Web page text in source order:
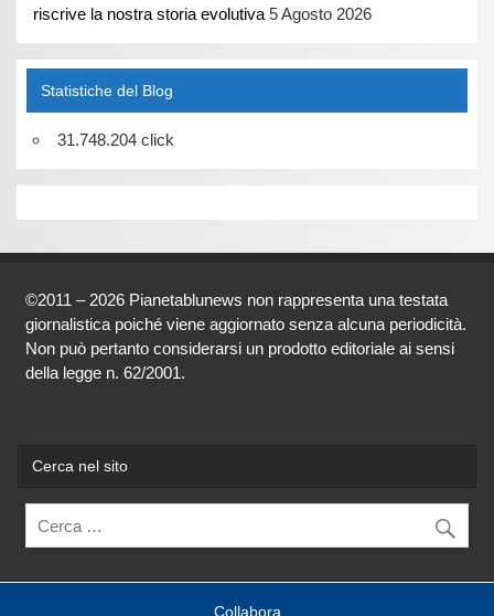
riscrive la nostra storia evolutiva 5 Agosto 2026
Statistiche del Blog
31.748.204 click
©2011 – 2026 Pianetablunews non rappresenta una testata
giornalistica poiché viene aggiornato senza alcuna periodicità.
Non può pertanto considerarsi un prodotto editoriale ai sensi
della legge n. 62/2001.
Cerca nel sito
Collabora